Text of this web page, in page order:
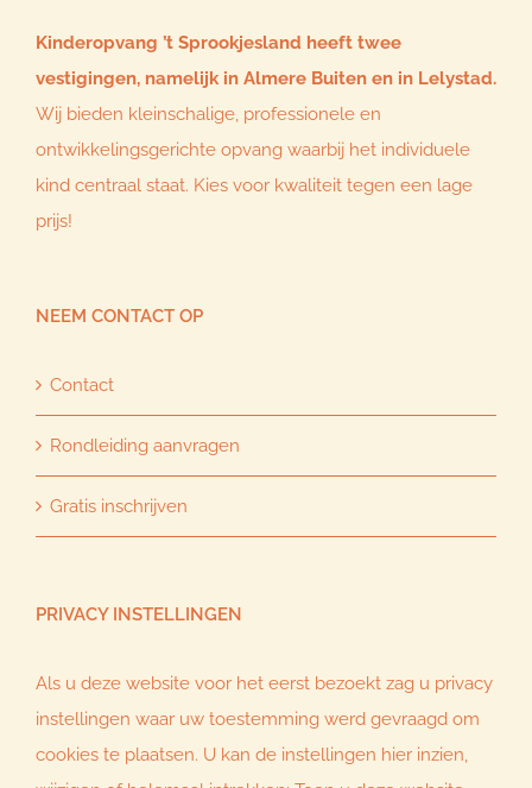
Kinderopvang ’t Sprookjesland heeft twee
vestigingen, namelijk in Almere Buiten en in Lelystad.
Wij bieden kleinschalige, professionele en
ontwikkelingsgerichte opvang waarbij het individuele
kind centraal staat. Kies voor kwaliteit tegen een lage
prijs!
NEEM CONTACT OP
Contact
Rondleiding aanvragen
Gratis inschrijven
PRIVACY INSTELLINGEN
Als u deze website voor het eerst bezoekt zag u privacy
instellingen waar uw toestemming werd gevraagd om
cookies te plaatsen. U kan de instellingen hier inzien,